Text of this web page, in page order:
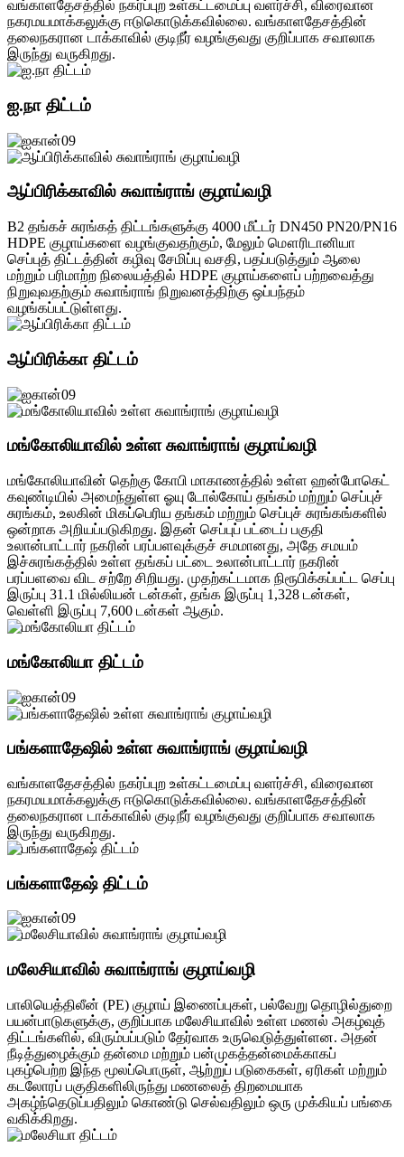
வங்காளதேசத்தில் நகர்ப்புற உள்கட்டமைப்பு வளர்ச்சி, விரைவான
நகரமயமாக்கலுக்கு ஈடுகொடுக்கவில்லை. வங்காளதேசத்தின்
தலைநகரான டாக்காவில் குடிநீர் வழங்குவது குறிப்பாக சவாலாக
இருந்து வருகிறது.
ஐ.நா திட்டம்
ஆப்பிரிக்காவில் சுவாங்ராங் குழாய்வழி
B2 தங்கச் சுரங்கத் திட்டங்களுக்கு 4000 மீட்டர் DN450 PN20/PN16
HDPE குழாய்களை வழங்குவதற்கும், மேலும் மௌரிடானியா
செப்புத் திட்டத்தின் கழிவு சேமிப்பு வசதி, பதப்படுத்தும் ஆலை
மற்றும் பரிமாற்ற நிலையத்தில் HDPE குழாய்களைப் பற்றவைத்து
நிறுவுவதற்கும் சுவாங்ராங் நிறுவனத்திற்கு ஒப்பந்தம்
வழங்கப்பட்டுள்ளது.
ஆப்பிரிக்கா திட்டம்
மங்கோலியாவில் உள்ள சுவாங்ராங் குழாய்வழி
மங்கோலியாவின் தெற்கு கோபி மாகாணத்தில் உள்ள ஹன்போகெட்
கவுண்டியில் அமைந்துள்ள ஓயு டோல்கோய் தங்கம் மற்றும் செப்புச்
சுரங்கம், உலகின் மிகப்பெரிய தங்கம் மற்றும் செப்புச் சுரங்கங்களில்
ஒன்றாக அறியப்படுகிறது. இதன் செப்புப் பட்டைப் பகுதி
உலான்பாட்டார் நகரின் பரப்பளவுக்குச் சமமானது, அதே சமயம்
இச்சுரங்கத்தில் உள்ள தங்கப் பட்டை உலான்பாட்டார் நகரின்
பரப்பளவை விட சற்றே சிறியது. முதற்கட்டமாக நிரூபிக்கப்பட்ட செப்பு
இருப்பு 31.1 மில்லியன் டன்கள், தங்க இருப்பு 1,328 டன்கள்,
வெள்ளி இருப்பு 7,600 டன்கள் ஆகும்.
மங்கோலியா திட்டம்
பங்களாதேஷில் உள்ள சுவாங்ராங் குழாய்வழி
வங்காளதேசத்தில் நகர்ப்புற உள்கட்டமைப்பு வளர்ச்சி, விரைவான
நகரமயமாக்கலுக்கு ஈடுகொடுக்கவில்லை. வங்காளதேசத்தின்
தலைநகரான டாக்காவில் குடிநீர் வழங்குவது குறிப்பாக சவாலாக
இருந்து வருகிறது.
பங்களாதேஷ் திட்டம்
மலேசியாவில் சுவாங்ராங் குழாய்வழி
பாலியெத்திலீன் (PE) குழாய் இணைப்புகள், பல்வேறு தொழில்துறை
பயன்பாடுகளுக்கு, குறிப்பாக மலேசியாவில் உள்ள மணல் அகழ்வுத்
திட்டங்களில், விரும்பப்படும் தேர்வாக உருவெடுத்துள்ளன. அதன்
நீடித்துழைக்கும் தன்மை மற்றும் பன்முகத்தன்மைக்காகப்
புகழ்பெற்ற இந்த மூலப்பொருள், ஆற்றுப் படுகைகள், ஏரிகள் மற்றும்
கடலோரப் பகுதிகளிலிருந்து மணலைத் திறமையாக
அகழ்ந்தெடுப்பதிலும் கொண்டு செல்வதிலும் ஒரு முக்கியப் பங்கை
வகிக்கிறது.